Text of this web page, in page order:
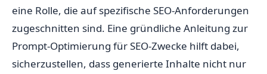
eine Rolle, die auf spezifische SEO-Anforderungen
zugeschnitten sind. Eine gründliche Anleitung zur
Prompt-Optimierung für SEO-Zwecke hilft dabei,
sicherzustellen, dass generierte Inhalte nicht nur